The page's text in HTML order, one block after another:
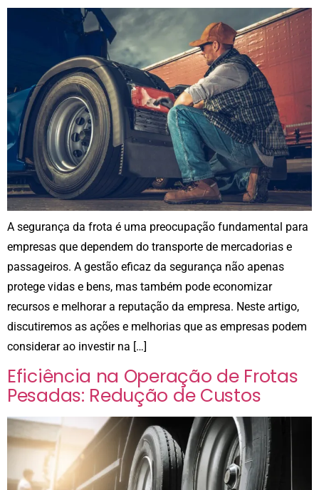
A segurança da frota é uma preocupação fundamental para
empresas que dependem do transporte de mercadorias e
passageiros. A gestão eficaz da segurança não apenas
protege vidas e bens, mas também pode economizar
recursos e melhorar a reputação da empresa. Neste artigo,
discutiremos as ações e melhorias que as empresas podem
considerar ao investir na […]
Eficiência na Operação de Frotas
Pesadas: Redução de Custos